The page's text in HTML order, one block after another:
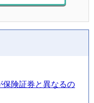
保険証券と異なるの